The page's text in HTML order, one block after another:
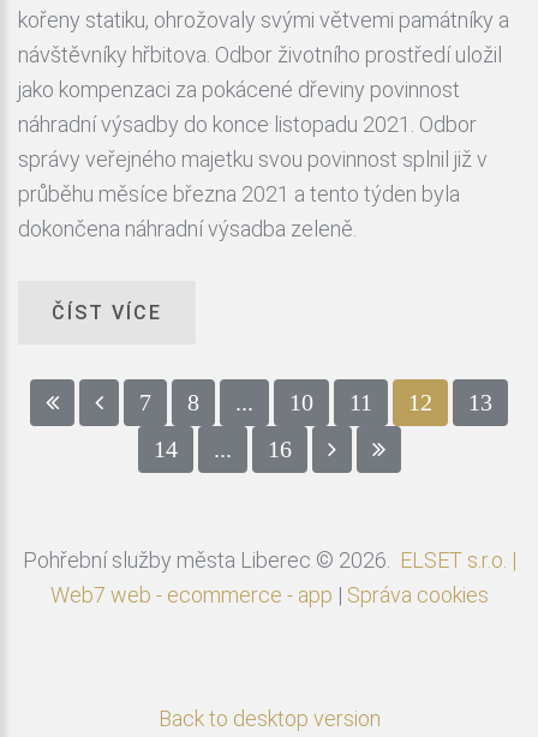
kořeny statiku, ohrožovaly svými větvemi památníky a
návštěvníky hřbitova. Odbor životního prostředí uložil
jako kompenzaci za pokácené dřeviny povinnost
náhradní výsadby do konce listopadu 2021. Odbor
správy veřejného majetku svou povinnost splnil již v
průběhu měsíce března 2021 a tento týden byla
dokončena náhradní výsadba zeleně.
ČÍST VÍCE
7 8 ... 10 11 12
13
14
... 16
Pohřební služby města Liberec © 2026
ELSET s.r.o. |
Web7 web - ecommerce - app | Správa cookies
Back to desktop version